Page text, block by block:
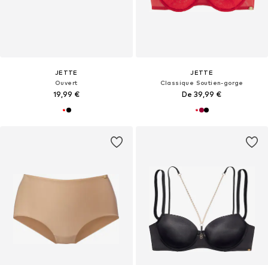
JETTE
Ouvert
19,99 €
JETTE
Classique Soutien-gorge
De 39,99 €